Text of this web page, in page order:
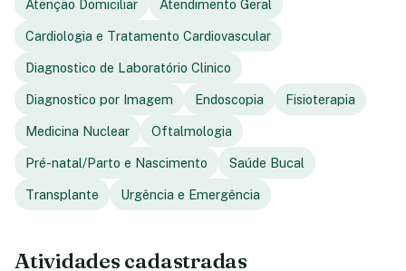
Atenção Domiciliar Atendimento Geral
Cardiologia e Tratamento Cardiovascular
Diagnostico de Laboratório Clinico
Diagnostico por Imagem Endoscopia Fisioterapia
Medicina Nuclear Oftalmologia
Pré-natal/Parto e Nascimento Saúde Bucal
Transplante Urgência e Emergência
Atividades cadastradas